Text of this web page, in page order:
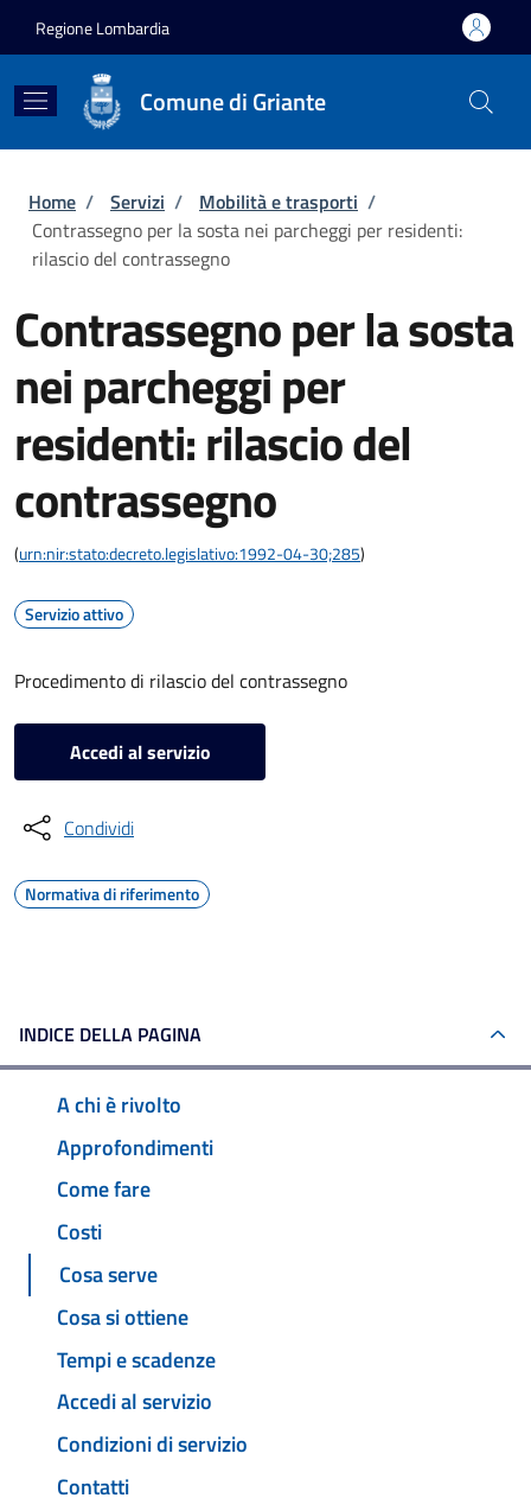
Regione Lombardia
Comune di Griante
Briciole di pane
Home / Servizi / Mobilità e trasporti /
Contrassegno per la sosta nei parcheggi per residenti:
rilascio del contrassegno
Contrassegno per la sosta
nei parcheggi per
residenti: rilascio del
contrassegno
(urn:nir:stato:decreto.legislativo:1992-04-30;285)
Servizio attivo
Procedimento di rilascio del contrassegno
Accedi al servizio
Condividi
Normativa di riferimento
INDICE DELLA PAGINA
A chi è rivolto
Approfondimenti
Come fare
Costi
Cosa serve
Cosa si ottiene
Tempi e scadenze
Accedi al servizio
Condizioni di servizio
Contatti